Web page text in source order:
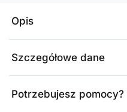
Opis
Szczegółowe dane
Potrzebujesz